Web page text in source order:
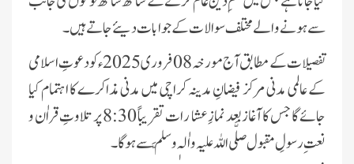
سے ہونے والے مختلف سوالات کے جوابات دیئے جاتے ہیں۔
تفصیلات کے مطابق آج مورخہ 08 فروری 2025ء کو دعوتِ اسلامی
کے عالمی مدنی مرکز فیضانِ مدینہ کراچی میں مدنی مذاکرے کا اہتمام کیا
جائے گا جس کا آغازبعد نمازِ عشا رات تقریباً 8:30 پر تلاوتِ قراٰن و
نعتِ رسولِ مقبول صلَّی اللہ علیہ واٰلہٖ وسلَّم سے ہو گا۔